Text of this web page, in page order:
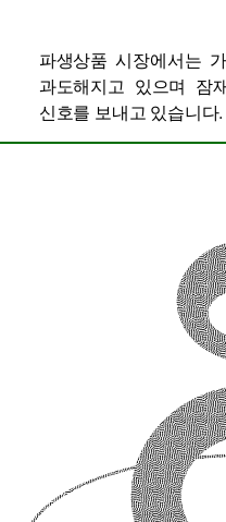
파생상품 시장에서는
과도해지고 있으며 잠
신호를 보내고 있습니다.